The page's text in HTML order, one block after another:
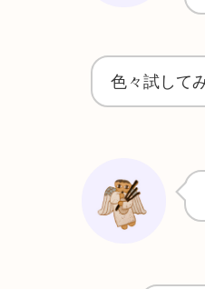
色々試して